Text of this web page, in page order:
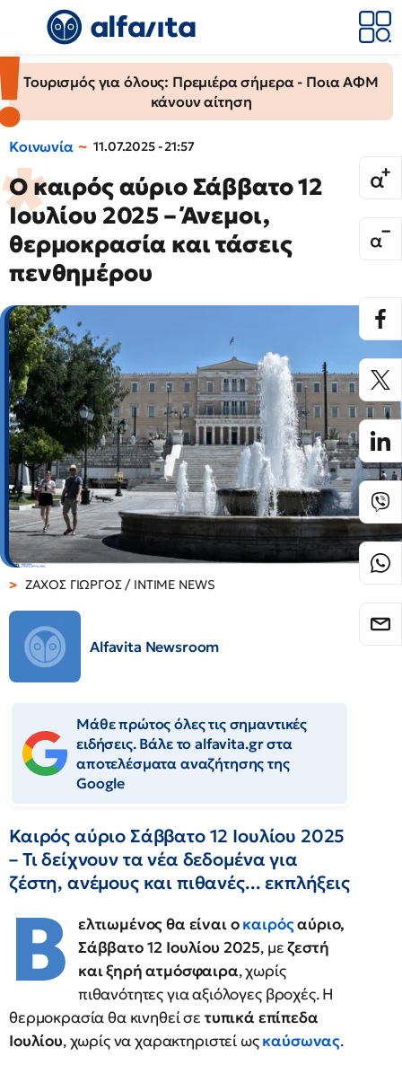
Τουρισμός για όλους: Πρεμιέρα σήμερα - Ποια ΑΦΜ
κάνουν αίτηση
Κοινωνία 11.07.2025 - 21:57
Ο καιρός αύριο Σάββατο 12
Ιουλίου 2025 – Άνεμοι,
θερμοκρασία και τάσεις
πενθημέρου
ΖΑΧΟΣ ΓΙΩΡΓΟΣ / INTIME NEWS
Alfavita Newsroom
Μάθε πρώτος όλες τις σημαντικές
ειδήσεις. Βάλε το alfavita.gr στα
αποτελέσματα αναζήτησης της
Google
Καιρός αύριο Σάββατο 12 Ιουλίου 2025
– Τι δείχνουν τα νέα δεδομένα για
ζέστη, ανέμους και πιθανές... εκπλήξεις
Β ελτιωμένος θα είναι οκαιρόςαύριο,
Σάββατο 12 Ιουλίου 2025, μεζεστή
και ξηρή ατμόσφαιρα, χωρίς
πιθανότητες για αξιόλογες βροχές. Η
θερμοκρασία θα κινηθεί σε τυπικά επίπεδα
Ιουλίου, χωρίς να χαρακτηριστεί ωςκαύσωνας.